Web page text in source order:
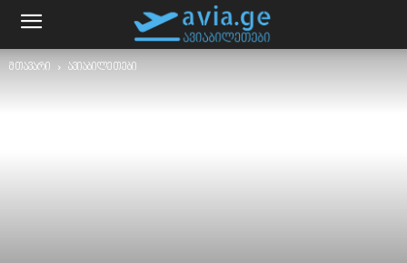
მთავარი ავიაბილეთები